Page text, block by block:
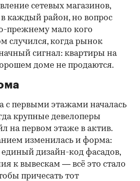
сетевых магазинов,
каждый район, но вопрос
прежнему мало кого
случился, когда рынок
сигнал: квартиры на
доме не продаются.
с первыми этажами началась
крупные девелоперы
на первом этаже в актив.
изменилась и форма:
дизайн-код фасадов,
к вывескам — всё это стало
причесать тот